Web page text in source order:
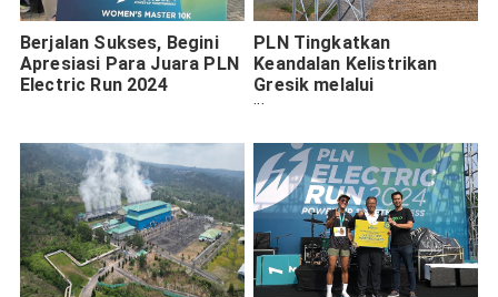
Berjalan Sukses, Begini
Apresiasi Para Juara PLN
Electric Run 2024
PLN Tingkatkan
Keandalan Kelistrikan
Gresik melalui
Rekonduktoring 150 kV